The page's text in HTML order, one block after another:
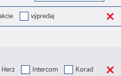
výpredaj
Herz Intercom
Korad